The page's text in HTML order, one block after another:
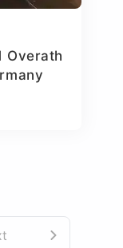
Overath